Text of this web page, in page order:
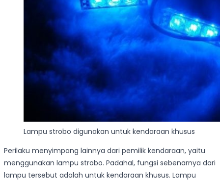
Lampu strobo digunakan untuk kendaraan khusus
Perilaku menyimpang lainnya dari pemilik kendaraan, yaitu
menggunakan lampu strobo. Padahal, fungsi sebenarnya dari
lampu tersebut adalah untuk kendaraan khusus. Lampu